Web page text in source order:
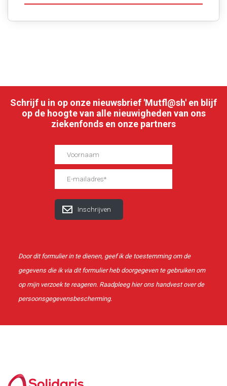
Schrijf u in op onze nieuwsbrief 'Mutfl@sh' en blijf
op de hoogte van alle nieuwigheden van ons
ziekenfonds en onze partners
Door dit formulier in te dienen, geef ik de toestemming om de
gegevens die ik via dit formulier heb doorgegeven te gebruiken om
op mijn verzoek te reageren. Raadpleeg hierons handvest over de
persoonsgegevensbescherming.